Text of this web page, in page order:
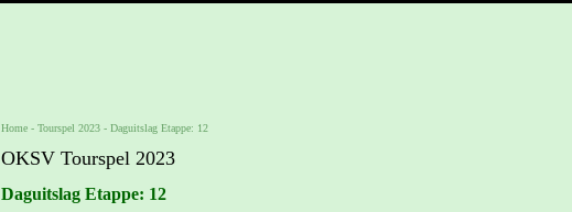
Home- Tourspel 2023- Daguitslag Etappe: 12
OKSV Tourspel 2023
Daguitslag Etappe: 12